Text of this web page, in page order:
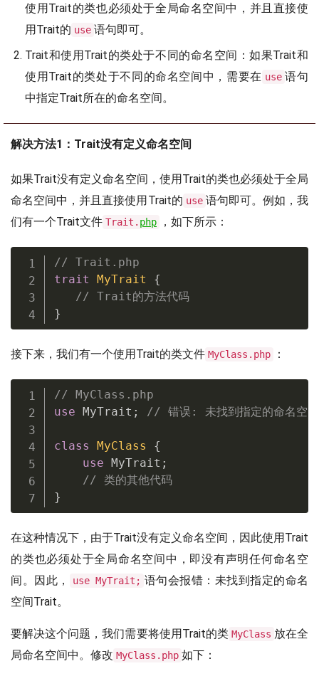
使用Trait的类也必须处于全局命名空间中，并且直接使
用Trait的 use 语句即可。
Trait和使用Trait的类处于不同的命名空间：如果Trait和
使用Trait的类处于不同的命名空间中，需要在 use 语句
中指定Trait所在的命名空间。
解决方法1：Trait没有定义命名空间
如果Trait没有定义命名空间，使用Trait的类也必须处于全局
命名空间中，并且直接使用Trait的 use 语句即可。例如，我
们有一个Trait文件 Trait. php ，如下所示：
// Trait.php
trait
MyTrait
{
// Trait的方法代码
}
接下来，我们有一个使用Trait的类文件 MyClass.php ：
// MyClass.php
use MyTrait ; // 错误: 未找到指定的命名空
class MyClass
{
use MyTrait ;
// 类的其他代码
}
在这种情况下，由于Trait没有定义命名空间，因此使用Trait
的类也必须处于全局命名空间中，即没有声明任何命名空
间。因此，
use MyTrait; 语句会报错：未找到指定的命名
空间Trait。
要解决这个问题，我们需要将使用Trait的类 MyClass 放在全
局命名空间中。修改 MyClass.php 如下：